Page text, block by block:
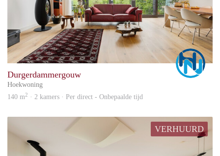
Durgerdammergouw
Hoekwoning
140 m2 · 2 kamers · Per direct - Onbepaalde tijd
VERHUURD